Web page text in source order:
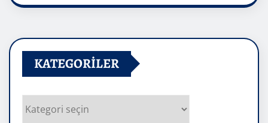
KATEGORILER
Kategoriler